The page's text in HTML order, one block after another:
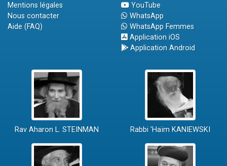
Mentions légales
Nous contacter
Aide (FAQ)
YouTube
WhatsApp
WhatsApp Femmes
Application iOS
Application Android
Rav Aharon L. STEINMAN Rabbi 'Haïm KANIEWSKI